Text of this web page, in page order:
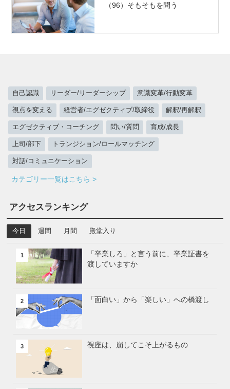
（96）そもそもを問う
自己認識 リーダー/リーダーシップ 意識変革/行動変革
視点を変える 経営者/エグゼクティブ/取締役 解釈/再解釈
エグゼクティブ・コーチング 問い/質問 育成/成長
上司/部下 トランジション/ロールマッチング
対話/コミュニケーション
カテゴリー一覧はこちら >
アクセスランキング
今日 週間 月間 殿堂入り
1
「卒業しろ」と言う前に、卒業証書を
渡していますか
2 「面白い」から「楽しい」への橋渡し
3 視座は、崩してこそ上がるもの